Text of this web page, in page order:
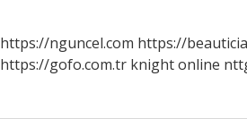
https://nguncel.com https://
https://gofo.com.tr knight online